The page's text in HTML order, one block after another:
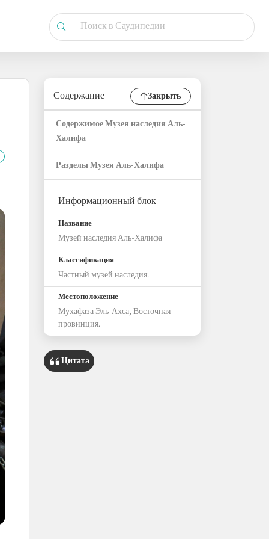
Содержание Закрыть
Содержимое Музея наследия Аль-
Халифа
Разделы Музея Аль-Халифа
Информационный блок
Название
Музей наследия Аль-Халифа
Классификация
Частный музей наследия.
Местоположение
Мухафаза Эль-Ахса, Восточная
провинция.
Цитата